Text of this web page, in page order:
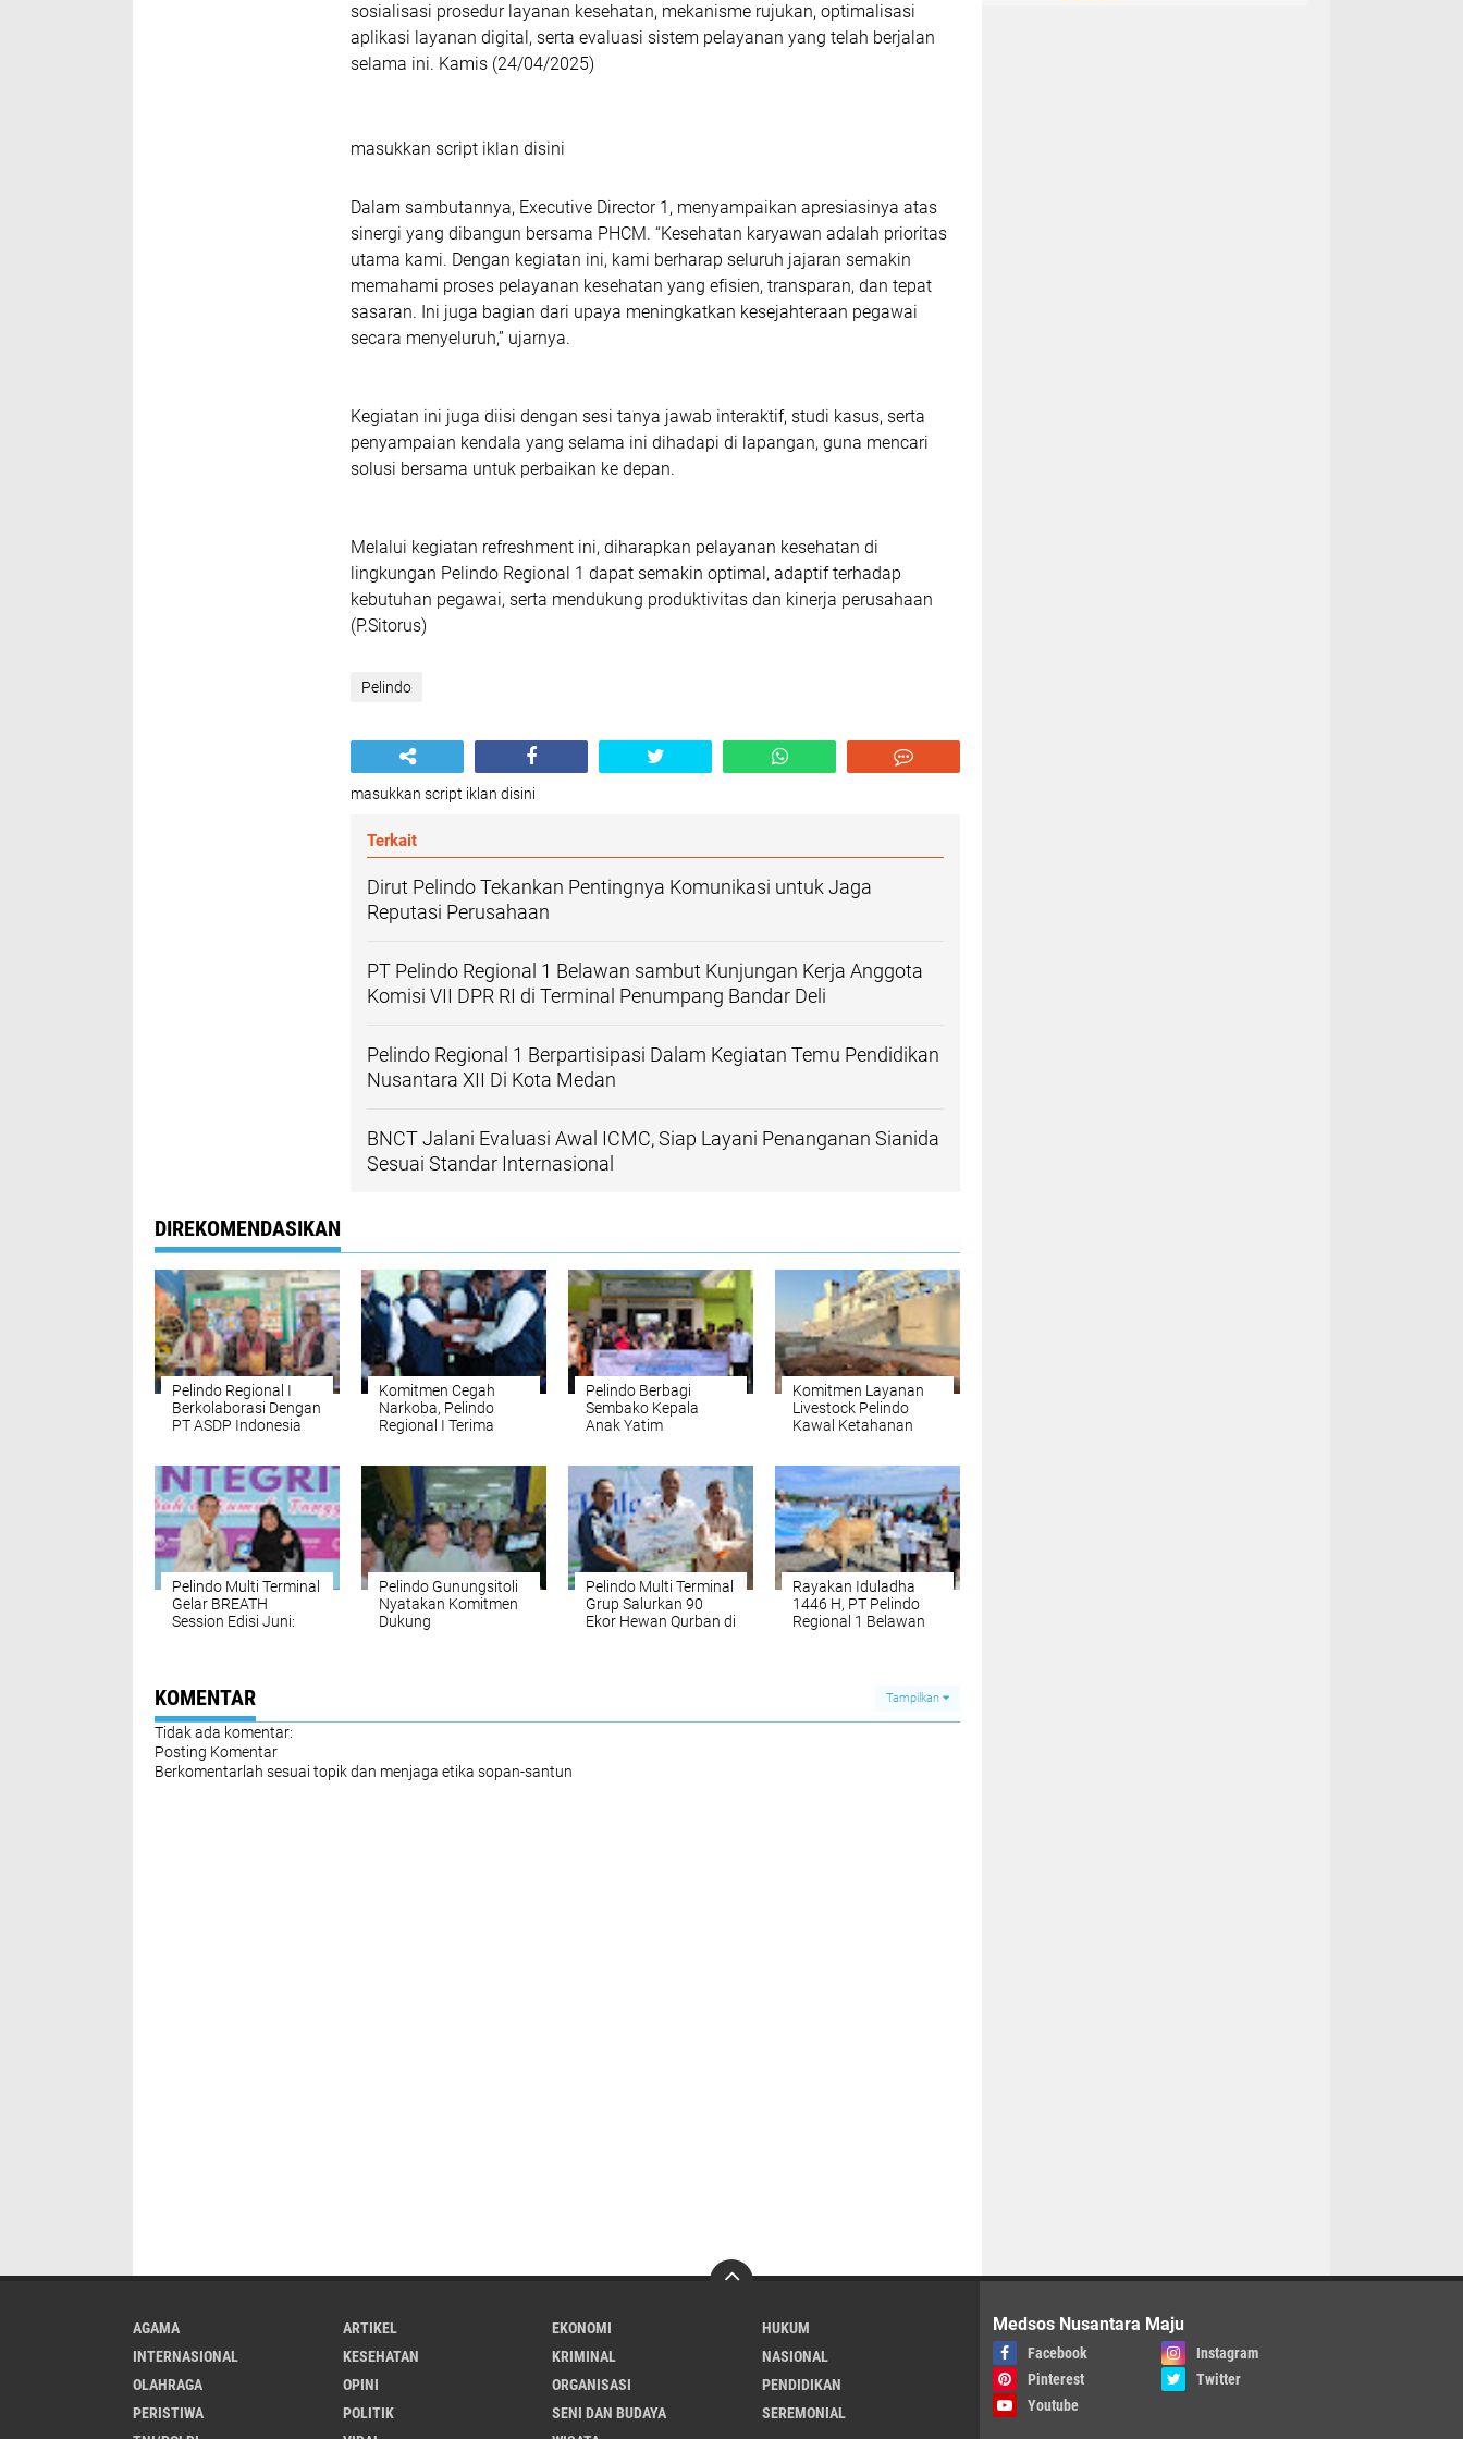
sosialisasi prosedur layanan kesehatan, mekanisme rujukan, optimalisasi
aplikasi layanan digital, serta evaluasi sistem pelayanan yang telah berjalan
selama ini. Kamis (24/04/2025)
masukkan script iklan disini
Dalam sambutannya, Executive Director 1, menyampaikan apresiasinya atas
sinergi yang dibangun bersama PHCM. “Kesehatan karyawan adalah prioritas
utama kami. Dengan kegiatan ini, kami berharap seluruh jajaran semakin
memahami proses pelayanan kesehatan yang efisien, transparan, dan tepat
sasaran. Ini juga bagian dari upaya meningkatkan kesejahteraan pegawai
secara menyeluruh,” ujarnya.
Kegiatan ini juga diisi dengan sesi tanya jawab interaktif, studi kasus, serta
penyampaian kendala yang selama ini dihadapi di lapangan, guna mencari
solusi bersama untuk perbaikan ke depan.
Melalui kegiatan refreshment ini, diharapkan pelayanan kesehatan di
lingkungan Pelindo Regional 1 dapat semakin optimal, adaptif terhadap
kebutuhan pegawai, serta mendukung produktivitas dan kinerja perusahaan
(P.Sitorus)
Pelindo
masukkan script iklan disini
Terkait
Dirut Pelindo Tekankan Pentingnya Komunikasi untuk Jaga
Reputasi Perusahaan
PT Pelindo Regional 1 Belawan sambut Kunjungan Kerja Anggota
Komisi VII DPR RI di Terminal Penumpang Bandar Deli
Pelindo Regional 1 Berpartisipasi Dalam Kegiatan Temu Pendidikan
Nusantara XII Di Kota Medan
BNCT Jalani Evaluasi Awal ICMC, Siap Layani Penanganan Sianida
Sesuai Standar Internasional
DIREKOMENDASIKAN
Pelindo Regional I
Berkolaborasi Dengan
PT ASDP Indonesia
Komitmen Cegah
Narkoba, Pelindo
Regional I Terima
Pelindo Berbagi
Sembako Kepala
Anak Yatim
Komitmen Layanan
Livestock Pelindo
Kawal Ketahanan
Pelindo Multi Terminal
Gelar BREATH
Session Edisi Juni:
Pelindo Gunungsitoli
Nyatakan Komitmen
Dukung
Pelindo Multi Terminal
Grup Salurkan 90
Ekor Hewan Qurban di
Rayakan Iduladha
1446 H, PT Pelindo
Regional 1 Belawan
KOMENTAR Tampilkan
Tidak ada komentar:
Posting Komentar
Berkomentarlah sesuai topik dan menjaga etika sopan-santun
AGAMA ARTIKEL EKONOMI
HUKUM
INTERNASIONAL
KESEHATAN KRIMINAL
NASIONAL
OLAHRAGA
OPINI ORGANISASI
PENDIDIKAN
PERISTIWA
POLITIK SENI DAN BUDAYA
SEREMONIAL
Medsos Nusantara Maju
Facebook
Instagram
Pinterest
Twitter
Youtube